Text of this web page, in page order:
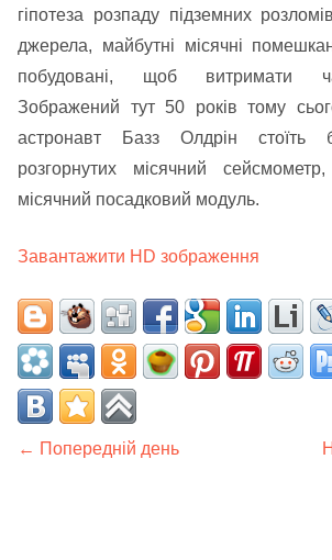
гіпотеза розпаду підземних
джерела, майбутні місячні
побудовані, щоб витримати
Зображений тут 50 років тому
астронавт Базз Олдрін стоїть
розгорнутих місячний
місячний посадковий модуль.
Завантажити HD зображення
← Попередній день